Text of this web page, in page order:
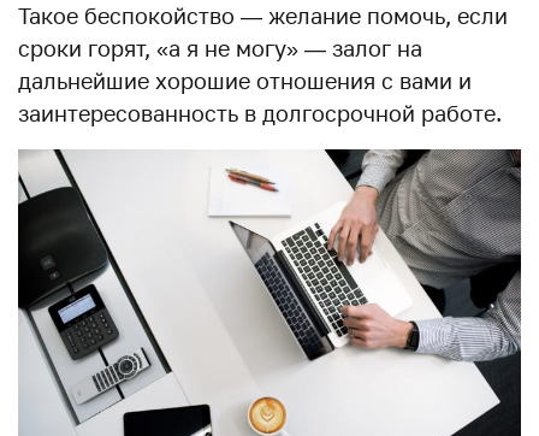
Такое беспокойство — желание помочь, если
сроки горят, «а я не могу» — залог на
дальнейшие хорошие отношения с вами и
заинтересованность в долгосрочной работе.